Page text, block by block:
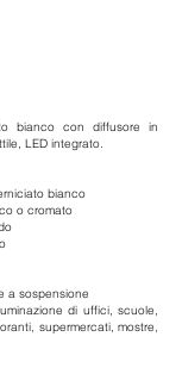
bianco con diffusore in
LED integrato.
bianco
o cromato
a sospensione
di uffici, scuole,
supermercati, mostre,